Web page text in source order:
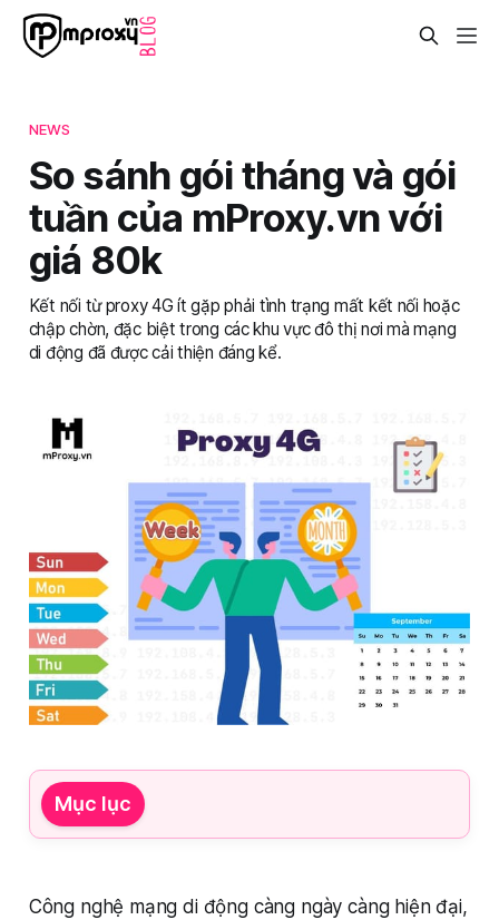
NEWS
So sánh gói tháng và gói
tuần của mProxy.vn với
giá 80k
Kết nối từ proxy 4G ít gặp phải tình trạng mất kết nối hoặc
chập chờn, đặc biệt trong các khu vực đô thị nơi mà mạng
di động đã được cải thiện đáng kể.
Mục lục
Công nghệ mạng di động càng ngày càng hiện đại,